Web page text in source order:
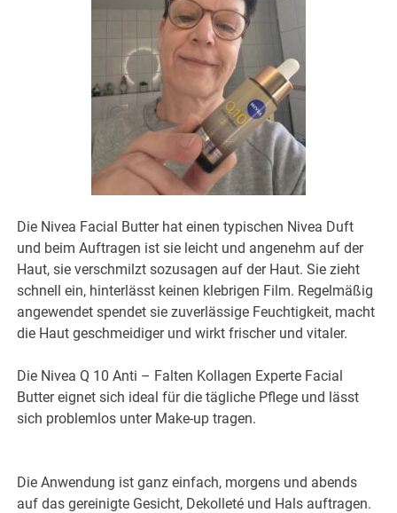
Die Nivea Facial Butter hat einen typischen Nivea Duft
und beim Auftragen ist sie leicht und angenehm auf der
Haut, sie verschmilzt sozusagen auf der Haut. Sie zieht
schnell ein, hinterlässt keinen klebrigen Film. Regelmäßig
angewendet spendet sie zuverlässige Feuchtigkeit, macht
die Haut geschmeidiger und wirkt frischer und vitaler.
Die Nivea Q 10 Anti – Falten Kollagen Experte Facial
Butter eignet sich ideal für die tägliche Pflege und lässt
sich problemlos unter Make-up tragen.
Die Anwendung ist ganz einfach, morgens und abends
auf das gereinigte Gesicht, Dekolleté und Hals auftragen.